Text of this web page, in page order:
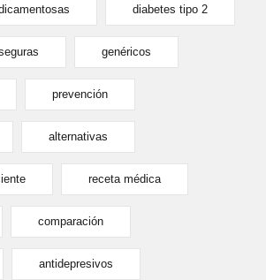
diabetes tipo 2
genéricos
prevención
alternativas
receta médica
comparación
antidepresivos